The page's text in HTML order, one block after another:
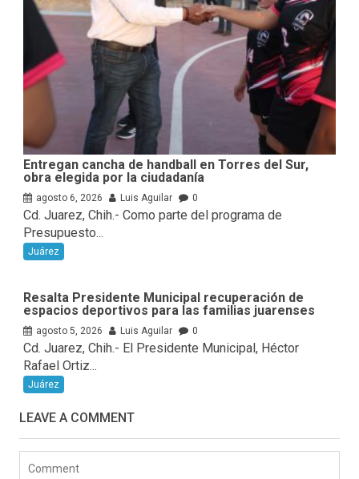
Entregan cancha de handball en Torres del Sur,
obra elegida por la ciudadanía
agosto 6, 2026 Luis Aguilar 0
Cd. Juarez, Chih.- Como parte del programa de
Presupuesto...
Juárez
Resalta Presidente Municipal recuperación de
espacios deportivos para las familias juarenses
agosto 5, 2026 Luis Aguilar 0
Cd. Juarez, Chih.- El Presidente Municipal, Héctor
Rafael Ortiz...
Juárez
LEAVE A COMMENT